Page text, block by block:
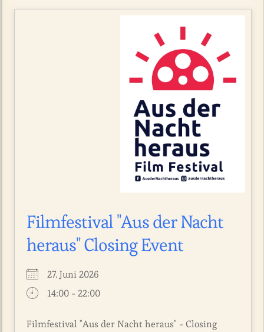
Filmfestival "Aus der Nacht
heraus" Closing Event
27. Juni 2026
14:00 - 22:00
Filmfestival "Aus der Nacht heraus" - Closing